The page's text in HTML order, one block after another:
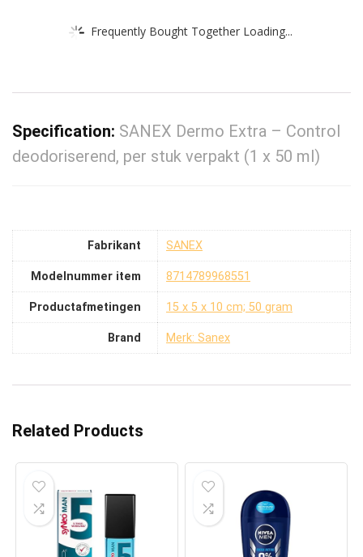
Frequently Bought Together Loading...
Specification: SANEX Dermo Extra – Control
deodoriserend, per stuk verpakt (1 x 50 ml)
Fabrikant ‎SANEX
Modelnummer item ‎8714789968551
Productafmetingen ‎15 x 5 x 10 cm; 50 gram
Brand Merk: Sanex
Related Products